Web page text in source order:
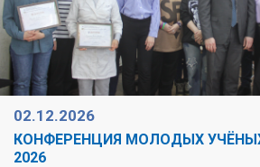
02.12.2026
КОНФЕРЕНЦИЯ МОЛОДЫХ
2026